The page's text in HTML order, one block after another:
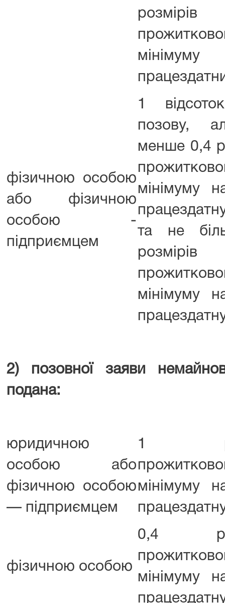
розмірів
фізичною особою
або фізичною
особою -
підприємцем
1
позову,
менше 0,4
мінімуму
та не
розмірів
мінімуму
2) позовної заяви
подана:
юридичною
особою або
фізичною особою
— підприємцем
1
мінімуму
фізичною особою
0,4
мінімуму